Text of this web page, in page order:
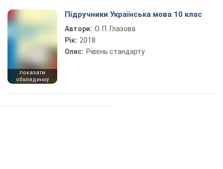
показати
обкладинку
Підручники Українська мова 10 клас
Автори: О. П. Глазова
Рік: 2018
Опис: Рівень стандарту